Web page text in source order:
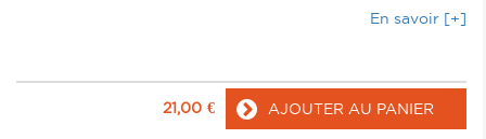
En savoir [+]
21,00 € AJOUTER AU PANIER